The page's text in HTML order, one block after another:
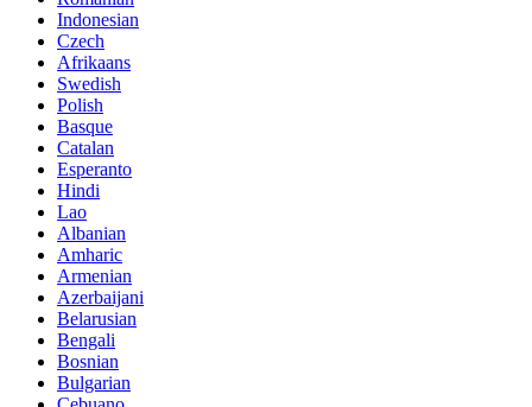
Indonesian
Czech
Afrikaans
Swedish
Polish
Basque
Catalan
Esperanto
Hindi
Lao
Albanian
Amharic
Armenian
Azerbaijani
Belarusian
Bengali
Bosnian
Bulgarian